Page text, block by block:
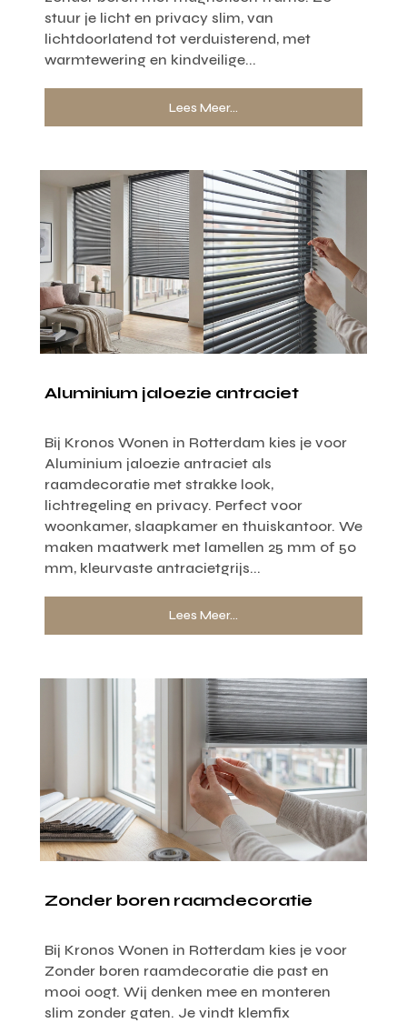
stuur je licht en privacy slim, van
lichtdoorlatend tot verduisterend, met
warmtewering en kindveilige...
Lees Meer...
Aluminium jaloezie antraciet
Bij Kronos Wonen in Rotterdam kies je voor
Aluminium jaloezie antraciet als
raamdecoratie met strakke look,
lichtregeling en privacy. Perfect voor
woonkamer, slaapkamer en thuiskantoor. We
maken maatwerk met lamellen 25 mm of 50
mm, kleurvaste antracietgrijs...
Lees Meer...
Zonder boren raamdecoratie
Bij Kronos Wonen in Rotterdam kies je voor
Zonder boren raamdecoratie die past en
mooi oogt. Wij denken mee en monteren
slim zonder gaten. Je vindt klemfix